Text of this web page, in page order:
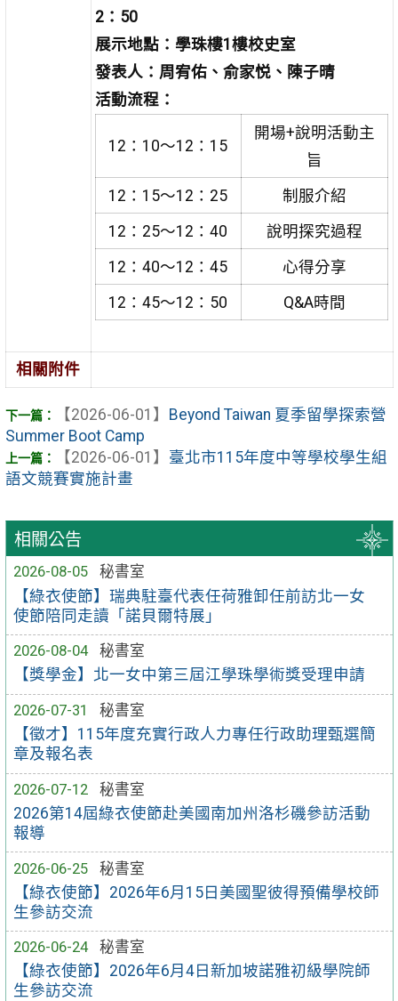
相關公告
2026-08-05
秘書室
【綠衣使節】瑞典駐臺代表任荷雅卸任前訪北一女
使節陪同走讀「諾貝爾特展」
2026-08-04
秘書室
【獎學金】北一女中第三屆江學珠學術獎受理申請
2026-07-31
秘書室
【徵才】115年度充實行政人力專任行政助理甄選簡
章及報名表
2026-07-12
秘書室
2026第14屆綠衣使節赴美國南加州洛杉磯參訪活動
報導
2026-06-25
秘書室
【綠衣使節】2026年6月15日美國聖彼得預備學校師
生參訪交流
2026-06-24
秘書室
【綠衣使節】2026年6月4日新加坡諾雅初級學院師
生參訪交流
2：50
展示地點：學珠樓1樓校史室
發表人：周宥佑、俞家悦、陳子晴
活動流程：
12：10～12：15
開場+說明活動主
旨
12：15～12：25
制服介紹
12：25～12：40
說明探究過程
12：40～12：45
心得分享
12：45～12：50
Q&A時間
相關附件
【2026-06-01】 Beyond Taiwan 夏季留學探索營
Summer Boot Camp
【2026-06-01】 臺北市115年度中等學校學生組
語文競賽實施計畫